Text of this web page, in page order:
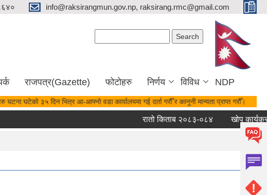
info@raksirangmun.gov.np, raksirang.rmc@gmail.com
राजपत्र(Gazette) फोटोहरु निर्णय विविध NDP
घटना घटेको ३५ दिन भित्र आ-आफ्नो वडा कार्यालयमा गई दर्ता गरौँ र कानूनी मान्यता प्राप्त गरौँ।
रातो किताब २०८३-०८४ खोप